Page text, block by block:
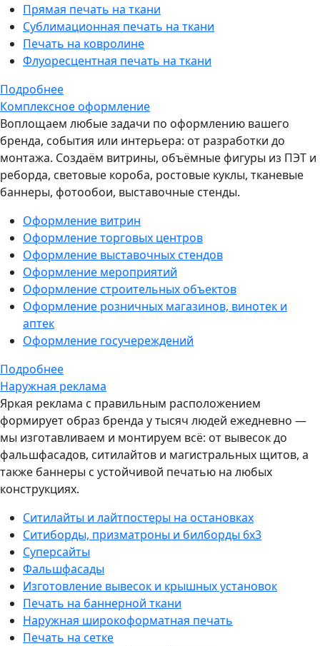
Прямая печать на ткани
Сублимационная печать на ткани
Печать на ковролине
Флуоресцентная печать на ткани
Подробнее
Комплексное оформление
Воплощаем любые задачи по оформлению вашего
бренда, события или интерьера: от разработки до
монтажа. Создаём витрины, объёмные фигуры из ПЭТ и
реборда, световые короба, ростовые куклы, тканевые
баннеры, фотообои, выставочные стенды.
Оформление витрин
Оформление торговых центров
Оформление выставочных стендов
Оформление мероприятий
Оформление строительных объектов
Оформление розничных магазинов, винотек и
аптек
Оформление госучереждений
Подробнее
Наружная реклама
Яркая реклама с правильным расположением
формирует образ бренда у тысяч людей ежедневно —
мы изготавливаем и монтируем всё: от вывесок до
фальшфасадов, ситилайтов и магистральных щитов, а
также баннеры с устойчивой печатью на любых
конструкциях.
Ситилайты и лайтпостеры на остановках
Ситиборды, призматроны и билборды 6х3
Суперсайты
Фальшфасады
Изготовление вывесок и крышных установок
Печать на баннерной ткани
Наружная широкоформатная печать
Печать на сетке